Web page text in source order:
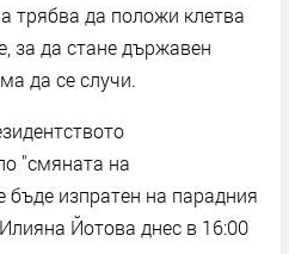
трябва да положи клетва
за да стане държавен
да се случи.
"смяната на
изпратен на парадния
Йотова днес в 16:00